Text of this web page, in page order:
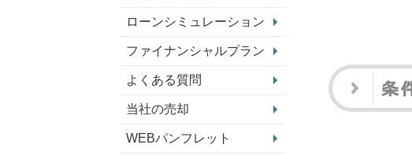
ローンシミュレーション
ファイナンシャルプラン
よくある質問
当社の売却
WEBパンフレット